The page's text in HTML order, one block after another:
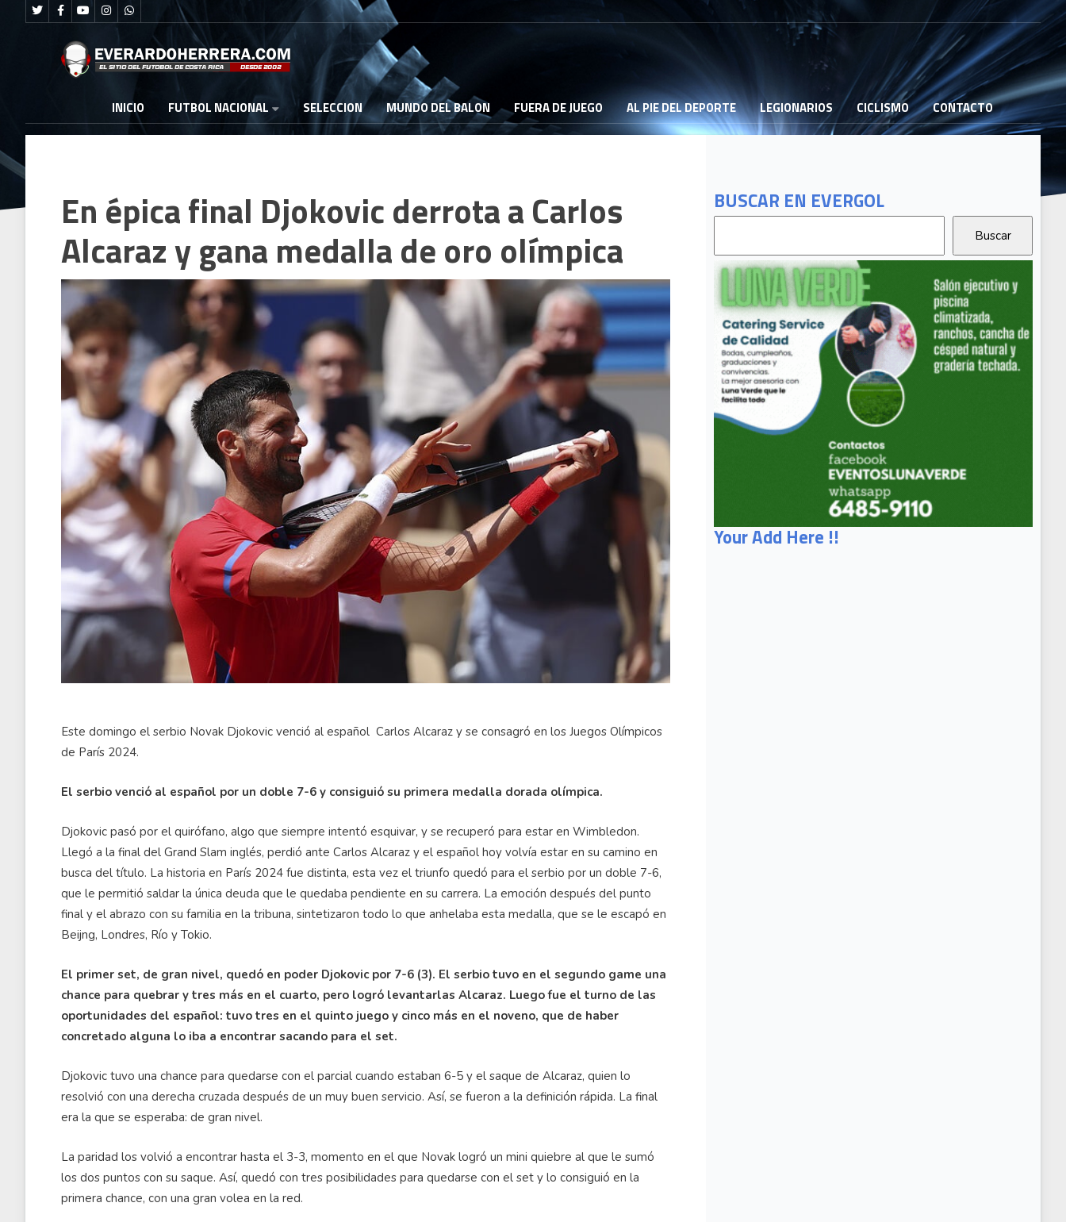
INICIO FUTBOL NACIONAL SELECCION MUNDO DEL BALON FUERA DE JUEGO AL PIE DEL DEPORTE LEGIONARIOS CICLISMO CONTACTO
BUSCAR EN EVERGOL
Your Add Here !!
En épica final Djokovic derrota a Carlos
Alcaraz y gana medalla de oro olímpica
Este domingo el serbio Novak Djokovic venció al español Carlos Alcaraz y se consagró en los Juegos Olímpicos
de París 2024.
El serbio venció al español por un doble 7-6 y consiguió su primera medalla dorada olímpica.
Djokovic pasó por el quirófano, algo que siempre intentó esquivar, y se recuperó para estar en Wimbledon.
Llegó a la final del Grand Slam inglés, perdió ante Carlos Alcaraz y el español hoy volvía estar en su camino en
busca del título. La historia en París 2024 fue distinta, esta vez el triunfo quedó para el serbio por un doble 7-6,
que le permitió saldar la única deuda que le quedaba pendiente en su carrera. La emoción después del punto
final y el abrazo con su familia en la tribuna, sintetizaron todo lo que anhelaba esta medalla, que se le escapó en
Beijng, Londres, Río y Tokio.
El primer set, de gran nivel, quedó en poder Djokovic por 7-6 (3). El serbio tuvo en el segundo game una
chance para quebrar y tres más en el cuarto, pero logró levantarlas Alcaraz. Luego fue el turno de las
oportunidades del español: tuvo tres en el quinto juego y cinco más en el noveno, que de haber
concretado alguna lo iba a encontrar sacando para el set.
Djokovic tuvo una chance para quedarse con el parcial cuando estaban 6-5 y el saque de Alcaraz, quien lo
resolvió con una derecha cruzada después de un muy buen servicio. Así, se fueron a la definición rápida. La final
era la que se esperaba: de gran nivel.
La paridad los volvió a encontrar hasta el 3-3, momento en el que Novak logró un mini quiebre al que le sumó
los dos puntos con su saque. Así, quedó con tres posibilidades para quedarse con el set y lo consiguió en la
primera chance, con una gran volea en la red.